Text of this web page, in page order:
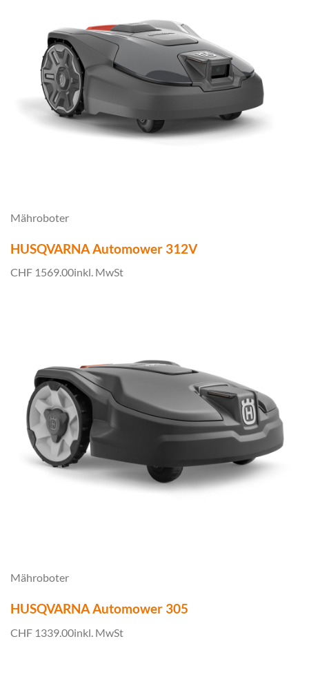
Mähroboter
HUSQVARNA Automower 312V
CHF 1569.00inkl. MwSt
Mähroboter
HUSQVARNA Automower 305
CHF 1339.00inkl. MwSt